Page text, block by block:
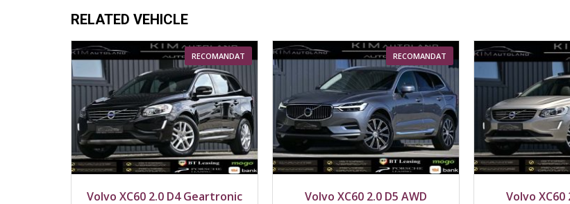
RELATED VEHICLE
RECOMANDAT
2017
Față
Volvo XC60 2.0 D4 Geartronic
RECOMANDAT
2018
4x4
Volvo XC60 2.0 D5 AWD
2015
4x4
Volvo XC60 2.4 D5 AWD